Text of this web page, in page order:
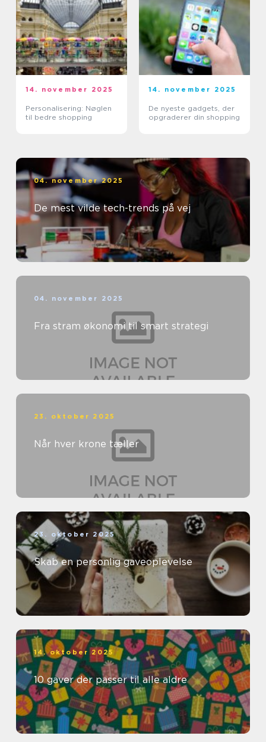
14. november 2025
Personalisering: Nøglen
til bedre shopping
14. november 2025
De nyeste gadgets, der
opgraderer din shopping
04. november 2025
De mest vilde tech-trends på vej
04. november 2025
Fra stram økonomi til smart strategi
23. oktober 2025
Når hver krone tæller
23. oktober 2025
Skab en personlig gaveoplevelse
14. oktober 2025
10 gaver der passer til alle aldre